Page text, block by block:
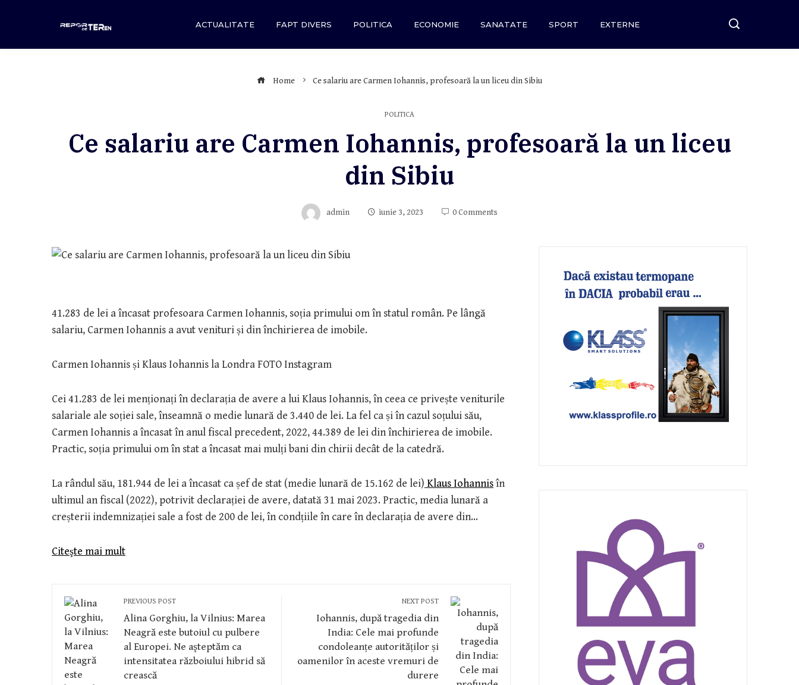
ACTUALITATE FAPT DIVERS POLITICA ECONOMIE SANATATE SPORT EXTERNE
Home Ce salariu are Carmen Iohannis, profesoară la un liceu din Sibiu
POLITICA
Ce salariu are Carmen Iohannis, profesoară la un liceu
din Sibiu
admin iunie 3, 2023 0 Comments
41.283 de lei a încasat profesoara Carmen Iohannis, soția primului om în statul român. Pe lângă
salariu, Carmen Iohannis a avut venituri și din închirierea de imobile.
Carmen Iohannis și Klaus Iohannis la Londra FOTO Instagram
Cei 41.283 de lei menționați în declarația de avere a lui Klaus Iohannis, în ceea ce privește veniturile
salariale ale soției sale, înseamnă o medie lunară de 3.440 de lei. La fel ca și în cazul soțului său,
Carmen Iohannis a încasat în anul fiscal precedent, 2022, 44.389 de lei din închirierea de imobile.
Practic, soția primului om în stat a încasat mai mulți bani din chirii decât de la catedră.
La rândul său, 181.944 de lei a încasat ca șef de stat (medie lunară de 15.162 de lei) Klaus Iohannisîn
ultimul an fiscal (2022), potrivit declarației de avere, datată 31 mai 2023. Practic, media lunară a
creșterii indemnizației sale a fost de 200 de lei, în condțiile în care în declarația de avere din…
Citeşte mai mult
PREVIOUS POST
Alina Gorghiu, la Vilnius: Marea
Neagră este butoiul cu pulbere
al Europei. Ne aşteptăm ca
intensitatea războiului hibrid să
crească
NEXT POST
Iohannis, după tragedia din
India: Cele mai profunde
condoleanțe autorităților și
oamenilor în aceste vremuri de
durere